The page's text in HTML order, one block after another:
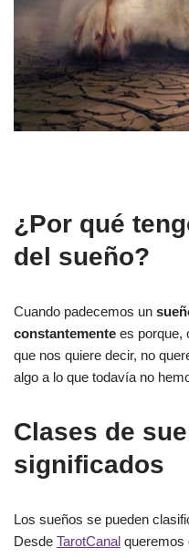
¿Por qué
del sueño?
Cuando padecemos un
constantemente es porque,
que nos quiere decir, no
algo a lo que todavía no
Clases de
significados
Los sueños se pueden
Desde TarotCanal queremos